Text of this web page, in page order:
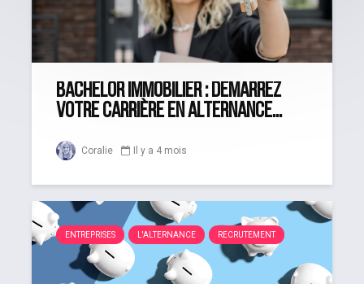
Bachelor Immobilier : démarrez
votre carrière en alternance...
Coralie Il y a 4 mois
ENTREPRISES L'ALTERNANCE RECRUTEMENT